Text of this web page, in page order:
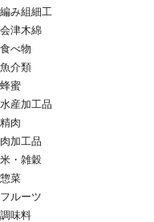
編み組細工
会津木綿
食べ物
魚介類
蜂蜜
水産加工品
精肉
肉加工品
米・雑穀
惣菜
フルーツ
調味料